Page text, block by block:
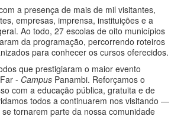
a presença de mais de mil visitantes,
empresas, imprensa, instituições e a
Ao todo, 27 escolas de oito municípios
da programação, percorrendo roteiros
para conhecer os cursos oferecidos.
que prestigiaram o maior evento
- Campus Panambi. Reforçamos o
com a educação pública, gratuita e de
todos a continuarem nos visitando —
tornarem parte da nossa comunidade